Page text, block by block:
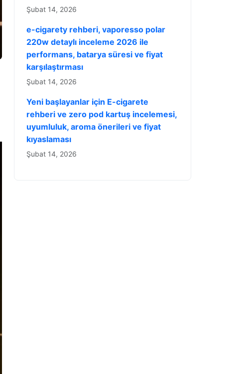
Şubat 14, 2026
e-cigarety rehberi, vaporesso polar
220w detaylı inceleme 2026 ile
performans, batarya süresi ve fiyat
karşılaştırması
Şubat 14, 2026
Yeni başlayanlar için E-cigarete
rehberi ve zero pod kartuş incelemesi,
uyumluluk, aroma önerileri ve fiyat
kıyaslaması
Şubat 14, 2026